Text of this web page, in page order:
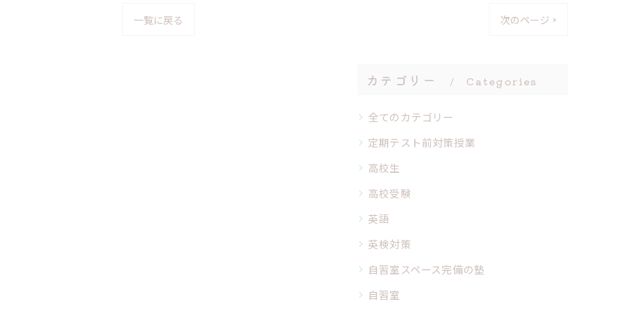
一覧に戻る 次のページ >
カテゴリー Categories
全てのカテゴリー
定期テスト前対策授業
高校生
高校受験
英語
英検対策
自習室スペース完備の塾
自習室